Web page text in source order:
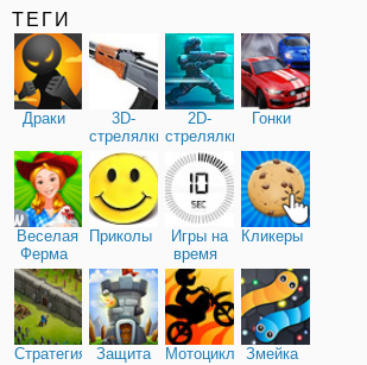
ТЕГИ
Драки
3D-
стрелялки
2D-
стрелялки
Гонки
Веселая
Ферма
Приколы
Игры на
время
Кликеры
Стратегия
Защита
МотоциклыЗмейка